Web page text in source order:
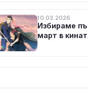
10.03.2026
Избираме
март в